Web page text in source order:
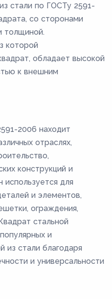
стали по ГОСТу 2591-
со сторонами
толщиной.
которой
обладает высокой
к внешним
2006 находит
отраслях,
конструкций и
для
и элементов,
ограждения,
стальной
и
из стали благодаря
и универсальности